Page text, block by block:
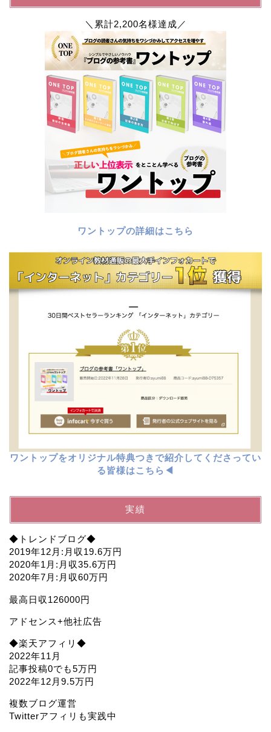
＼累計2,200名様達成／
ワントップの詳細はこちら
ワントップをオリジナル特典つきで紹介してくださってい
る皆様はこちら◀︎
実績
◆トレンドブログ◆
2019年12月:月収19.6万円
2020年1月:月収35.6万円
2020年7月:月収60万円
最高日収126000円
アドセンス+他社広告
◆楽天アフィリ◆
2022年11月
記事投稿0でも5万円
2022年12月9.5万円
複数ブログ運営
Twitterアフィリも実践中